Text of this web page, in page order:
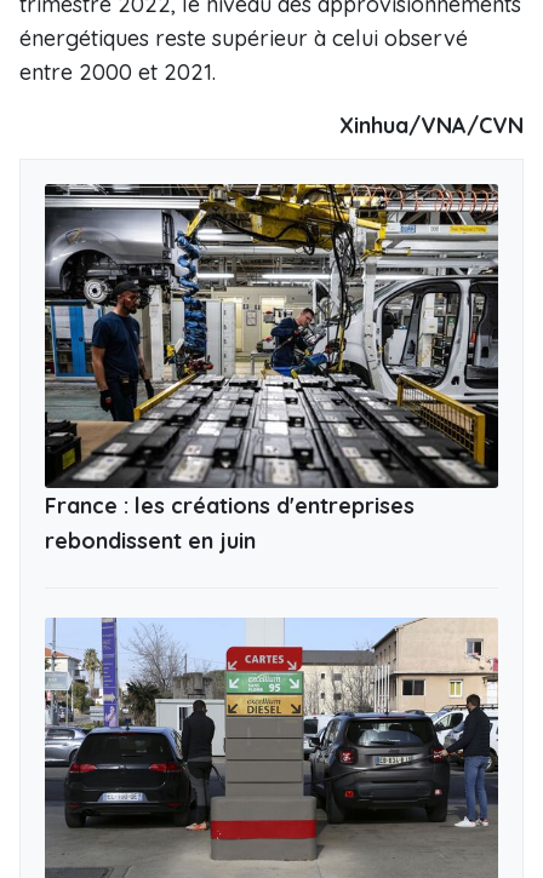
énergétiques reste supérieur à celui observé
entre 2000 et 2021.
Xinhua/VNA/CVN
France : les créations d'entreprises
rebondissent en juin